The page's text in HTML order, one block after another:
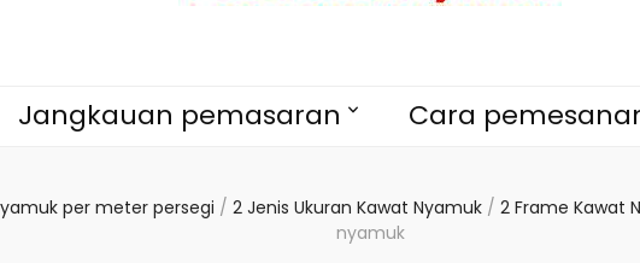
Harga
Jangkauan pemasaran Cara
per meter persegi / 2 Jenis Ukuran Kawat Nyamuk / 2 Frame Kawat
nyamuk